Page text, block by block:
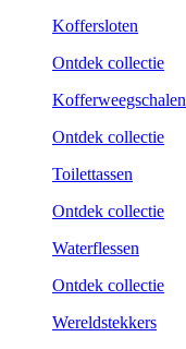
Koffersloten
Ontdek collectie
Kofferweegschalen
Ontdek collectie
Toilettassen
Ontdek collectie
Waterflessen
Ontdek collectie
Wereldstekkers